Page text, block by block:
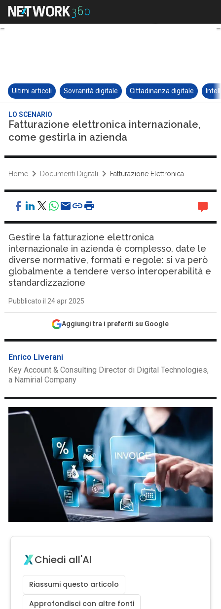
Ultimi articoli Sovranità digitale Cittadinanza digitale
LO SCENARIO
Fatturazione elettronica internazionale,
come gestirla in azienda
Home Documenti Digitali Fatturazione Elettronica
Gestire la fatturazione elettronica
internazionale in azienda è complesso, date le
diverse normative, formati e regole: si va però
globalmente a tendere verso interoperabilità e
standardizzazione
Pubblicato il 24 apr 2025
Aggiungi tra i preferiti su Google
Enrico Liverani
Key Account & Consulting Director di Digital Technologies,
a Namirial Company
Chiedi all'AI
Riassumi questo articolo
Approfondisci con altre fonti